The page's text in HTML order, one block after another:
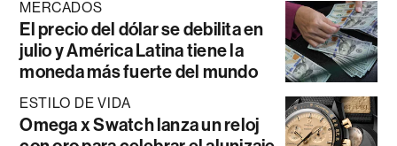
MERCADOS
El precio del dólar se debilita en
julio y América Latina tiene la
moneda más fuerte del mundo
ESTILO DE VIDA
Omega x Swatch lanza un reloj